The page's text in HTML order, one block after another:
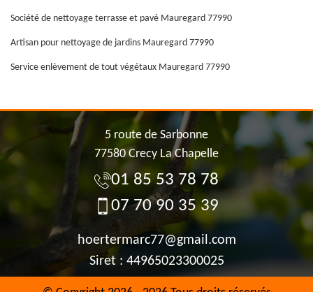
Société de nettoyage terrasse et pavé Mauregard 77990
Artisan pour nettoyage de jardins Mauregard 77990
Service enlèvement de tout végétaux Mauregard 77990
5 route de Sarbonne
77580 Crecy La Chapelle
01 85 53 78 78
07 70 90 35 39
hoertermarc77@gmail.com
Siret : 44965023300025